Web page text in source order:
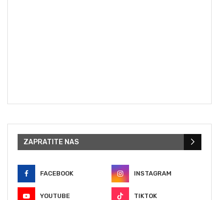
ZAPRATITE NAS
FACEBOOK INSTAGRAM
YOUTUBE TIKTOK